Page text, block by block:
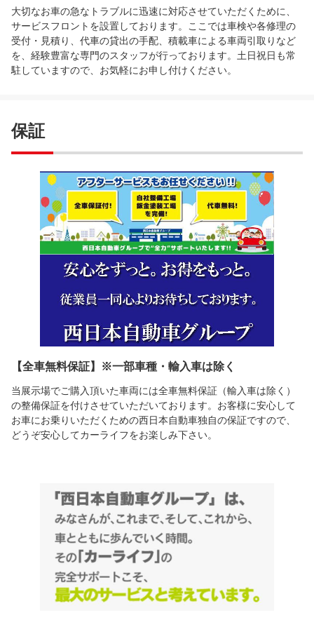
大切なお車の急なトラブルに迅速に対応させていただくために、
サービスフロントを設置しております。ここでは車検や各修理の
受付・見積り、代車の貸出の手配、積載車による車両引取りなど
を、経験豊富な専門のスタッフが行っております。土日祝日も常
駐していますので、お気軽にお申し付けください。
保証
【全車無料保証】※一部車種・輸入車は除く
当展示場でご購入頂いた車両には全車無料保証（輸入車は除く）
の整備保証を付けさせていただいております。お客様に安心して
お車にお乗りいただくための西日本自動車独自の保証ですので、
どうぞ安心してカーライフをお楽しみ下さい。